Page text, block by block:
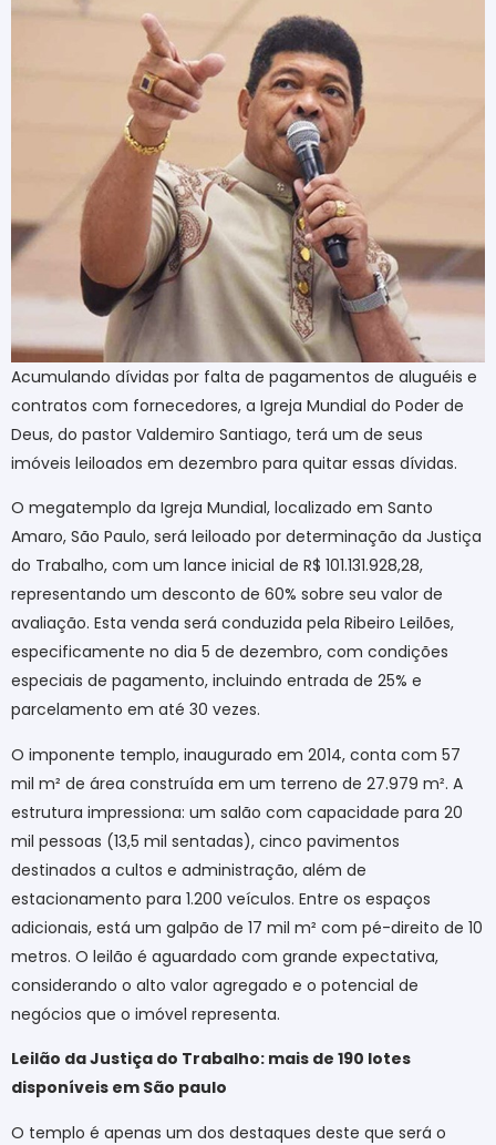
Acumulando dívidas por falta de pagamentos de aluguéis e
contratos com fornecedores, a Igreja Mundial do Poder de
Deus, do pastor Valdemiro Santiago, terá um de seus
imóveis leiloados em dezembro para quitar essas dívidas.
O megatemplo da Igreja Mundial, localizado em Santo
Amaro, São Paulo, será leiloado por determinação da Justiça
do Trabalho, com um lance inicial de R$ 101.131.928,28,
representando um desconto de 60% sobre seu valor de
avaliação. Esta venda será conduzida pela Ribeiro Leilões,
especificamente no dia 5 de dezembro, com condições
especiais de pagamento, incluindo entrada de 25% e
parcelamento em até 30 vezes.
O imponente templo, inaugurado em 2014, conta com 57
mil m² de área construída em um terreno de 27.979 m². A
estrutura impressiona: um salão com capacidade para 20
mil pessoas (13,5 mil sentadas), cinco pavimentos
destinados a cultos e administração, além de
estacionamento para 1.200 veículos. Entre os espaços
adicionais, está um galpão de 17 mil m² com pé-direito de 10
metros. O leilão é aguardado com grande expectativa,
considerando o alto valor agregado e o potencial de
negócios que o imóvel representa.
Leilão da Justiça do Trabalho: mais de 190 lotes
disponíveis em São paulo
O templo é apenas um dos destaques deste que será o